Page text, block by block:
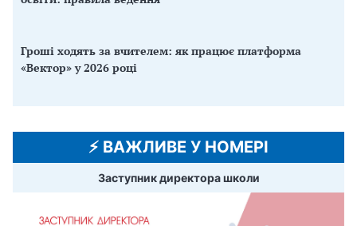
Гроші ходять за вчителем: як працює платформа
«Вектор» у 2026 році
⚡️ ВАЖЛИВЕ У НОМЕРІ
Заступник директора школи